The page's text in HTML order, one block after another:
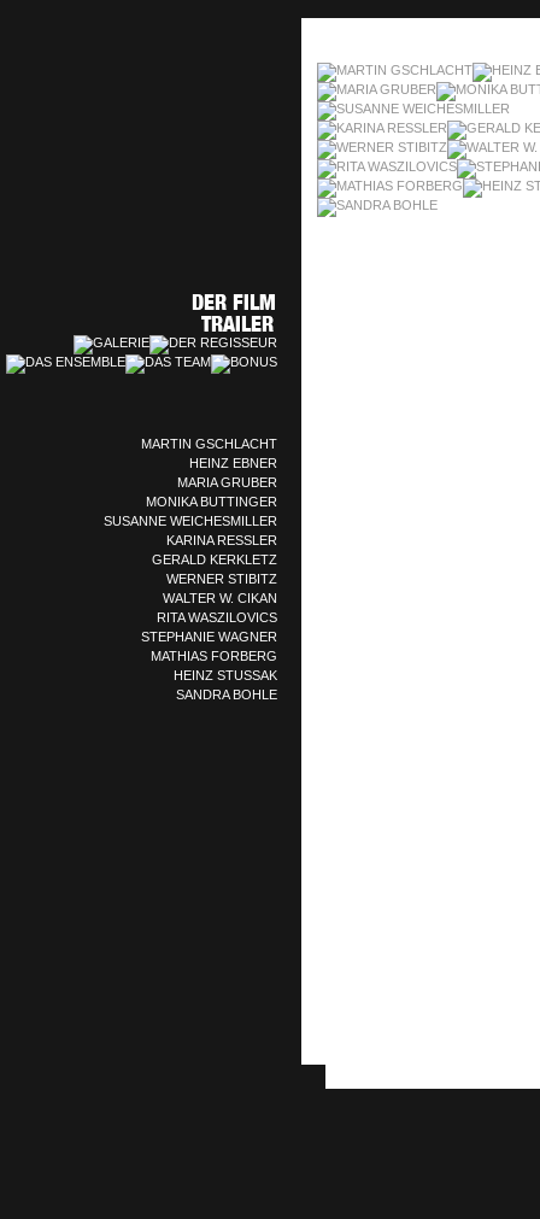
MARTIN GSCHLACHT
HEINZ EBNER
MARIA GRUBER
MONIKA BUTTINGER
SUSANNE WEICHESMILLER
KARINA RESSLER
GERALD KERKLETZ
WERNER STIBITZ
WALTER W. CIKAN
RITA WASZILOVICS
STEPHANIE WAGNER
MATHIAS FORBERG
HEINZ STUSSAK
SANDRA BOHLE